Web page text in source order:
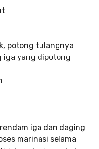
potong tulangnya
iga yang dipotong
iga dan daging
marinasi selama